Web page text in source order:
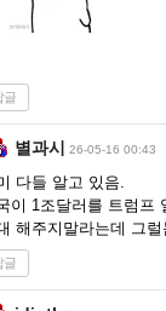
글
별과시 26-05-16 00:43
다들 알고 있음.
이 1조달러를 트럼프
해주지말라는데 그
글